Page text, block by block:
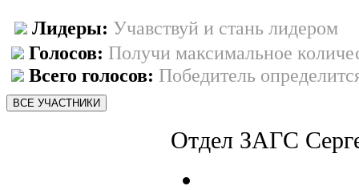
Лидеры: Учавствуй и стань лидером
Голосов: Получи максимальное
Всего голосов: Победитель
ВСЕ УЧАСТНИКИ
Отдел ЗАГС